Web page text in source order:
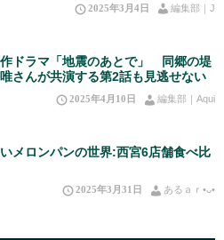
2025年3月4日 編集部｜J
ドラマ「地震のあとで」 同郷の堤
さんが共演する第2話も見逃せない
2025年4月10日 編集部｜Aqui
メロンパンの世界:西宮6店舗食べ比
2025年3月31日 あるａｒ•⁠ᴗ⁠•⁠